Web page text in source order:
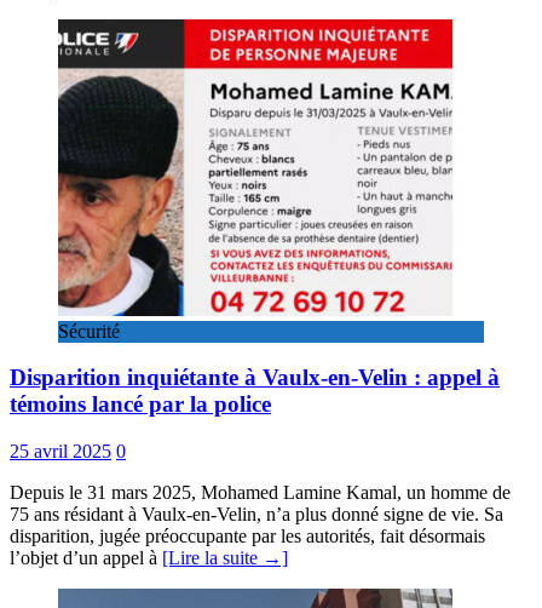
Sécurité
Disparition inquiétante à Vaulx-en-Velin : appel à
témoins lancé par la police
25 avril 2025 0
Depuis le 31 mars 2025, Mohamed Lamine Kamal, un homme de
75 ans résidant à Vaulx-en-Velin, n’a plus donné signe de vie. Sa
disparition, jugée préoccupante par les autorités, fait désormais
l’objet d’un appel à [Lire la suite →]